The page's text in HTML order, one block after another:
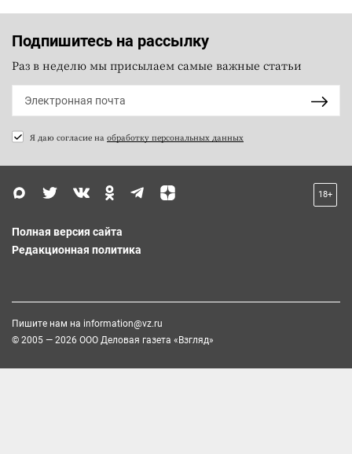
Подпишитесь на рассылку
Раз в неделю мы присылаем самые важные статьи
Я даю согласие на обработку персональных данных
18+
Полная версия сайта
Редакционная политика
Пишите нам на information@vz.ru
© 2005 — 2026 ООО Деловая газета «Взгляд»